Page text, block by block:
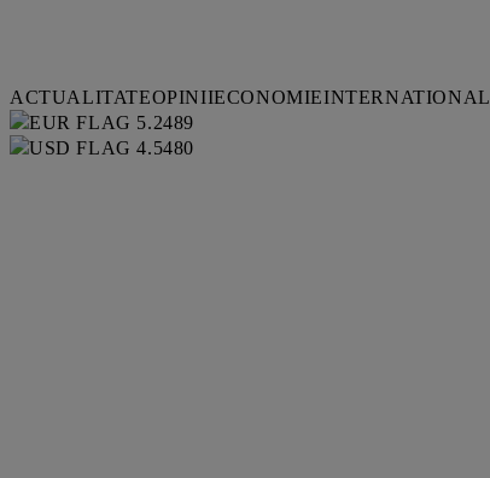
ACTUALITATEOPINIIECONOMIEINTERNATIONAL
5.2489
4.5480